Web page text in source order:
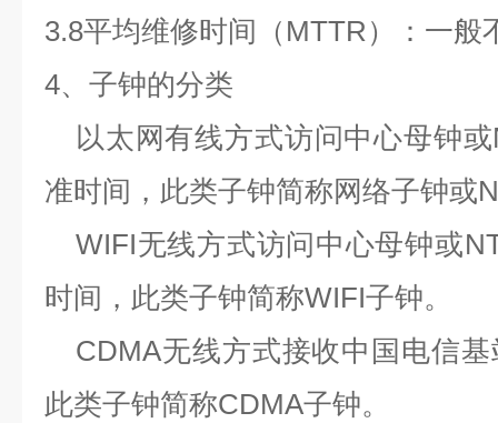
3.8平均维修时间（ MTTR）：一般
4、 子钟的分类
以太网有线方式访问中心母钟或
准时间，此类子钟简称网络子钟或
WIFI无线方式访问中心母钟或
时间，此类子钟简称WIFI子钟。
CDMA无线方式接收中国电信
此类子钟简称CDMA子钟。